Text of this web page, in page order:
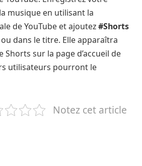
musique en utilisant la
de YouTube et ajoutez#Shorts
dans le titre. Elle apparaîtra
Shorts sur la page d’accueil de
utilisateurs pourront le
Notez cet article